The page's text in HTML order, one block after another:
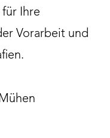
Ihre
Vorarbeit und